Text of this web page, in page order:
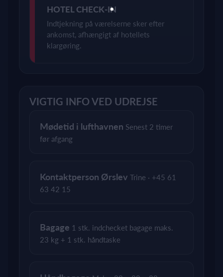
HOTEL CHECK-IN
Indtjekning på værelserne sker efter
ankomst, afhængigt af hotellets
klargøring.
VIGTIG INFO VED UDREJSE
Mødetid i lufthavnen Senest 2 timer
før afgang
Kontaktperson Ørslev Trine · +45 61
63 42 15
Bagage 1 stk. indchecket bagage maks.
23 kg + 1 stk. håndtaske